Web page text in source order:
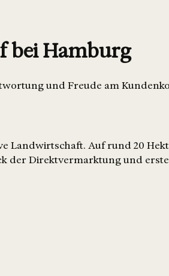
bei Hamburg
und Freude am
Landwirtschaft. Auf rund 20
der Direktvermarktung und